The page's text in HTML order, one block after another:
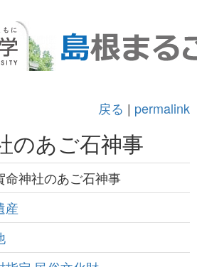
戻る | permalink
のあご石神事
命神社のあご石神事
産